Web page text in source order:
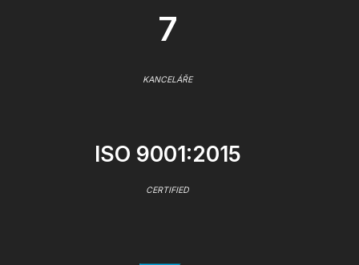
7
KANCELÁŘE
ISO 9001:2015
CERTIFIED